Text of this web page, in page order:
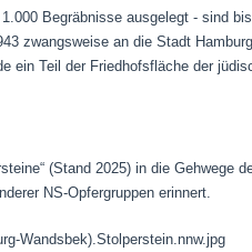
Begräbnisse ausgelegt - sind
zwangsweise an die Stadt
ein Teil der Friedhofsfläche der
(Stand 2025) in die Gehwege
NS-Opfergruppen erinnert.